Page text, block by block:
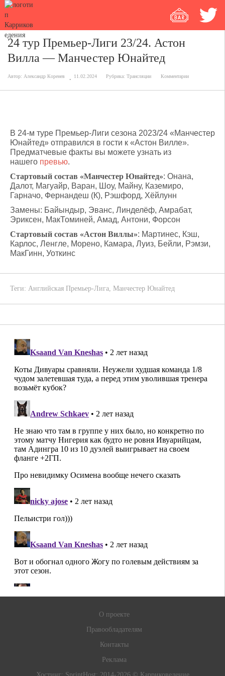
24 тур Премьер-Лиги 23/24. Астон
Вилла — Манчестер Юнайтед
Автор: Александр Коренев 11.02.2024 Рубрика: Трансляции Комментарии
В 24-м туре Премьер-Лиги сезона 2023/24 «Манчестер
Юнайтед» отправился в гости к «Астон Вилле».
Предматчевые факты вы можете узнать из
нашего превью.
Стартовый состав «Манчестер Юнайтед»: Онана,
Далот, Магуайр, Варан, Шоу, Майну, Каземиро,
Гарначо, Фернандеш (К), Рэшфорд, Хёйлунн
Замены: Байындыр, Эванс, Линделёф, Амрабат,
Эриксен, МакТоминей, Амад, Антони, Форсон
Стартовый состав «Астон Виллы»: Мартинес, Кэш,
Карлос, Ленгле, Морено, Камара, Луиз, Бейли, Рэмзи,
МакГинн, Уоткинс
Теги: Английская Премьер-Лига, Манчестер Юнайтед
О проекте
Правообладателям
Контакты
Реклама